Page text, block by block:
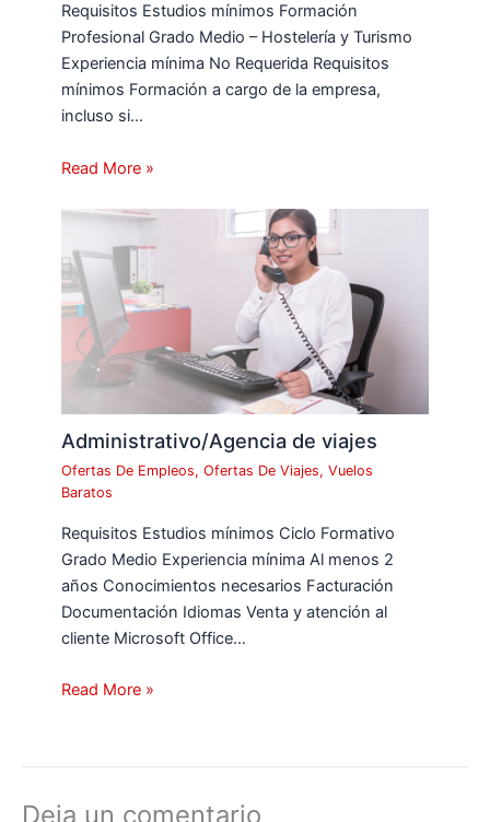
Requisitos Estudios mínimos Formación
Profesional Grado Medio – Hostelería y Turismo
Experiencia mínima No Requerida Requisitos
mínimos Formación a cargo de la empresa,
incluso si…
Read More »
Administrativo/Agencia de viajes
Ofertas De Empleos,Ofertas De Viajes,Vuelos
Baratos
Requisitos Estudios mínimos Ciclo Formativo
Grado Medio Experiencia mínima Al menos 2
años Conocimientos necesarios Facturación
Documentación Idiomas Venta y atención al
cliente Microsoft Office…
Read More »
Deja un comentario